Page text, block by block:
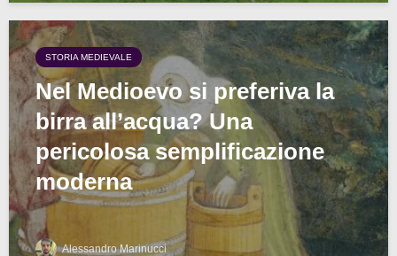
STORIA MEDIEVALE
Nel Medioevo si preferiva la
birra all’acqua? Una
pericolosa semplificazione
moderna
Alessandro Marinucci